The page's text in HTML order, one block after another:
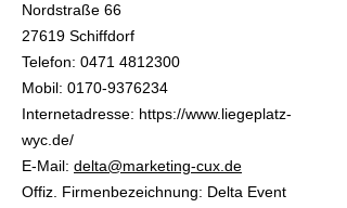
Nordstraße 66
27619 Schiffdorf
Telefon: 0471 4812300
Mobil: 0170-9376234
Internetadresse: https://www.liegeplatz-
wyc.de/
E-Mail: delta@marketing-cux.de
Offiz. Firmenbezeichnung: Delta Event